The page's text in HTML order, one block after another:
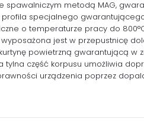
spawalniczym metodą MAG,
specjalnego
o temperaturze pracy do
jest w przepustnicę
powietrzną gwarantującą w
tylna część korpusu umożliwia
urządzenia poprzez